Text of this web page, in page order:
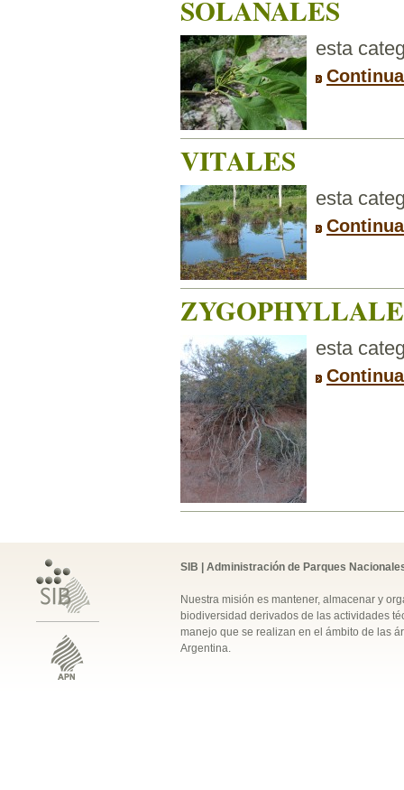
SOLANALES
esta
VITALES
esta
esta
SIB | Administración de Parques
Nuestra misión es mantener, almacenar y
biodiversidad derivados de las actividades
manejo que se realizan en el ámbito de las
Argentina.